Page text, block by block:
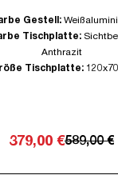
Gestell:
Tischplatte:
Anthrazit
Tischplatte:
379,00 €589,00 €